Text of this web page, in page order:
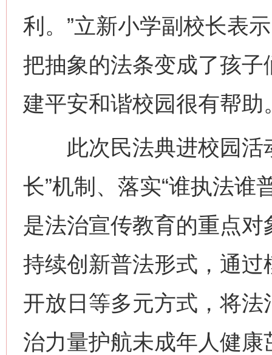
利。”立新小学副校长表
把抽象的法条变成了孩
建平安和谐校园很有帮助
此次民法典进校园活
长”机制、落实“谁执法谁
是法治宣传教育的重点
持续创新普法形式，通
开放日等多元方式，将
治力量护航未成年人健康